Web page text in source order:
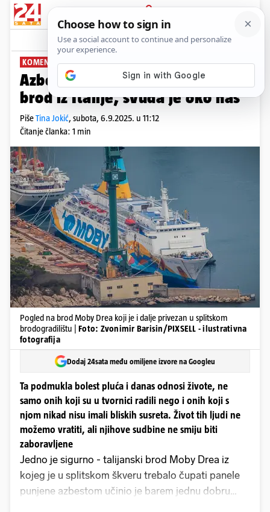
PRIJAVA
News Komentari
KOMENTIRA: TINA JOKIĆ PLUS+
Azbest nije samo jedan nesretni
brod iz Italije, svuda je oko nas
PišeTina Jokić, subota, 6.9.2025. u 11:12
Čitanje članka: 1 min
Pogled na brod Moby Drea koji je i dalje privezan u splitskom
brodogradilištu | Foto: Zvonimir Barisin/PIXSELL - ilustrativna
fotografija
Dodaj 24sata među omiljene izvore na Googleu
Ta podmukla bolest pluća i danas odnosi živote, ne
samo onih koji su u tvornici radili nego i onih koji s
njom nikad nisu imali bliskih susreta. Život tih ljudi ne
možemo vratiti, ali njihove sudbine ne smiju biti
zaboravljene
Jedno je sigurno - talijanski brod Moby Drea iz
kojeg je u splitskom škveru trebalo čupati panele
punjene azbestom učinio je barem jednu dobru